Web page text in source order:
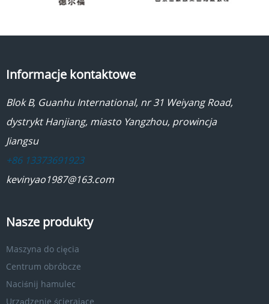
Informacje kontaktowe
Blok B, Guanhu International, nr 31 Weiyang Road,
dystrykt Hanjiang, miasto Yangzhou, prowincja
Jiangsu
+86 13373691923
kevinyao1987@163.com
Nasze produkty
Maszyna do cięcia
Centrum obróbcze
Naciśnij hamulec
Urządzenie ścierające